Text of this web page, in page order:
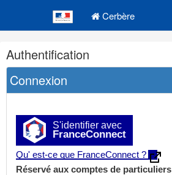
Cerbère
Navigation
et
outils
annexes
Authentification
Connexion
S'identifier avec
FranceConnect
Qu' est-ce que FranceConnect ?
Réservé aux comptes de particuliers